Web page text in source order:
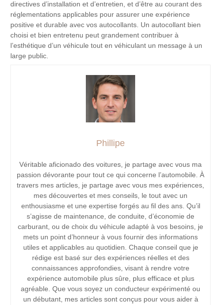
directives d’installation et d’entretien, et d’être au courant des
réglementations applicables pour assurer une expérience
positive et durable avec vos autocollants. Un autocollant bien
choisi et bien entretenu peut grandement contribuer à
l’esthétique d’un véhicule tout en véhiculant un message à un
large public.
Phillipe
Véritable aficionado des voitures, je partage avec vous ma
passion dévorante pour tout ce qui concerne l’automobile. À
travers mes articles, je partage avec vous mes expériences,
mes découvertes et mes conseils, le tout avec un
enthousiasme et une expertise forgés au fil des ans. Qu’il
s’agisse de maintenance, de conduite, d’économie de
carburant, ou de choix du véhicule adapté à vos besoins, je
mets un point d’honneur à vous fournir des informations
utiles et applicables au quotidien. Chaque conseil que je
rédige est basé sur des expériences réelles et des
connaissances approfondies, visant à rendre votre
expérience automobile plus sûre, plus efficace et plus
agréable. Que vous soyez un conducteur expérimenté ou
un débutant, mes articles sont conçus pour vous aider à